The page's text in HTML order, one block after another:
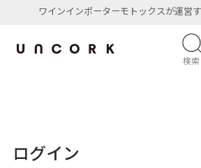
ワインインポーターモトックスが運営
検索
ログイン